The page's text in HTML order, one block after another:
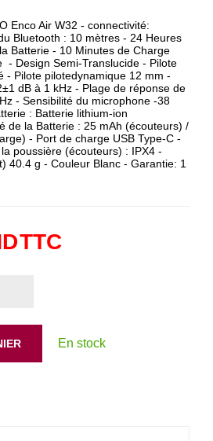
Enco Air W32 - connectivité:
Bluetooth : 10 mètres - 24 Heures
Batterie - 10 Minutes de Charge
- Design Semi-Translucide - Pilote
- Pilote pilotedynamique 12 mm -
dB à 1 kHz - Plage de réponse de
- Sensibilité du microphone -38
: Batterie lithium-ion
de la Batterie : 25 mAh (écouteurs) /
- Port de charge USB Type-C -
poussière (écouteurs) : IPX4 -
40.4 g - Couleur Blanc - Garantie: 1
TTC
En stock